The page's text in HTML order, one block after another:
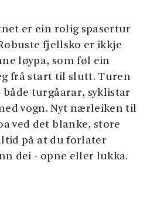
er ein rolig spasertur
fjellsko er ikkje
løypa, som føl ein
frå start til slutt. Turen
både turgåarar, syklistar
vogn. Nyt nærleiken til
ved det blanke, store
på at du forlater
dei - opne eller lukka.